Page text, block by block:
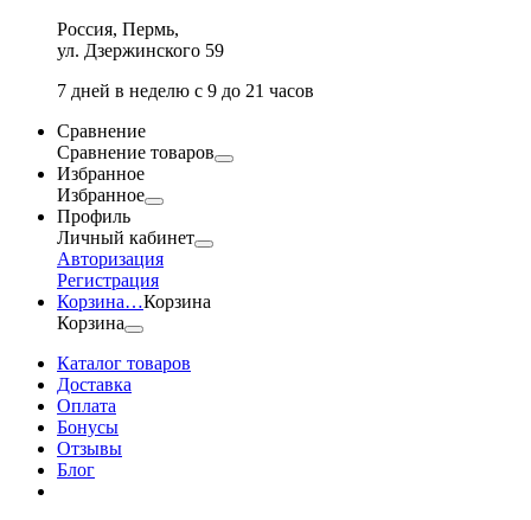
Россия, Пермь,
ул. Дзержинского 59
7 дней в неделю с 9 до 21 часов
Сравнение
Сравнение товаров
Избранное
Избранное
Профиль
Личный кабинет
Авторизация
Регистрация
Корзина…Корзина
Корзина
Каталог товаров
Доставка
Оплата
Бонусы
Отзывы
Блог